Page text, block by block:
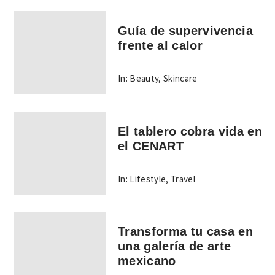
Guía de supervivencia
frente al calor
In: Beauty,Skincare
El tablero cobra vida en
el CENART
In: Lifestyle, Travel
Transforma tu casa en
una galería de arte
mexicano